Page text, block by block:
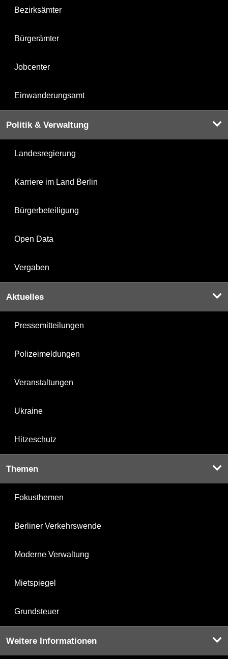
Bezirksämter
Bürgerämter
Jobcenter
Einwanderungsamt
Politik & Verwaltung
Landesregierung
Karriere im Land Berlin
Bürgerbeteiligung
Open Data
Vergaben
Aktuelles
Pressemitteilungen
Polizeimeldungen
Veranstaltungen
Ukraine
Hitzeschutz
Themen
Fokusthemen
Berliner Verkehrswende
Moderne Verwaltung
Mietspiegel
Grundsteuer
Weitere Informationen